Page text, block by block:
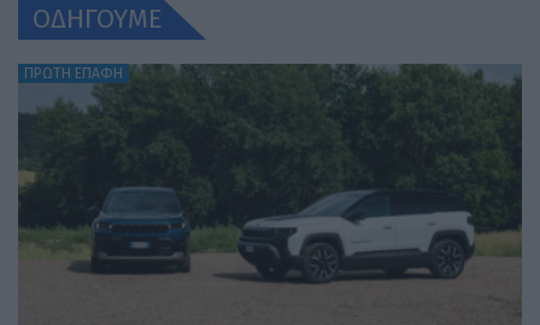
ΟΔΗΓΟΥΜΕ
ΠΡΩΤΗ ΕΠΑΦΗ